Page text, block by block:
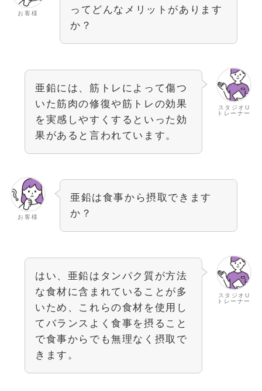
お客様
ってどんなメリットがあります
か？
スタジオU
トレーナー
亜鉛には、筋トレによって傷つ
いた筋肉の修復や筋トレの効果
を実感しやすくするといった効
果があると言われています。
お客様
亜鉛は食事から摂取できます
か？
スタジオU
トレーナー
はい、亜鉛はタンパク質が方法
な食材に含まれていることが多
いため、これらの食材を使用し
てバランスよく食事を摂ること
で食事からでも無理なく摂取で
きます。